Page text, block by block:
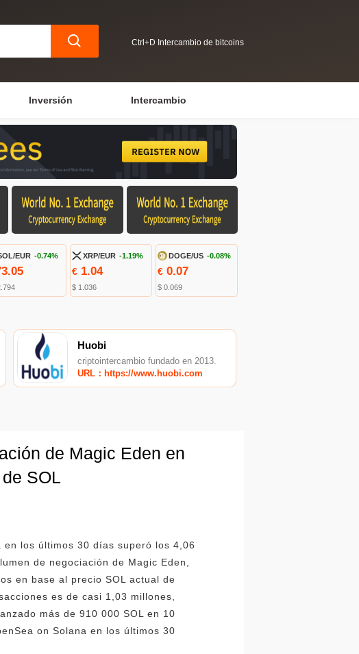
Ctrl+D Intercambio de bitcoins
Inversión Intercambio
EUR -0.74% XRP/EUR -1.19%
€ 1.04
$ 1.036
DOGE/US -0.08%
€ 0.07
$ 0.069
Huobi
criptointercambio fundado en 2013.
URL：https://www.huobi.com
de Magic Eden en
SOL
los últimos 30 días superó los 4,06
de negociación de Magic Eden,
en base al precio SOL actual de
es de casi 1,03 millones,
más de 910 000 SOL en 10
on Solana en los últimos 30